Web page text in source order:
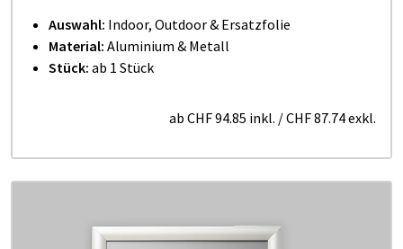
Auswahl: Indoor, Outdoor & Ersatzfolie
Material: Aluminium & Metall
Stück: ab 1 Stück
ab CHF 94.85 inkl. /CHF 87.74exkl.